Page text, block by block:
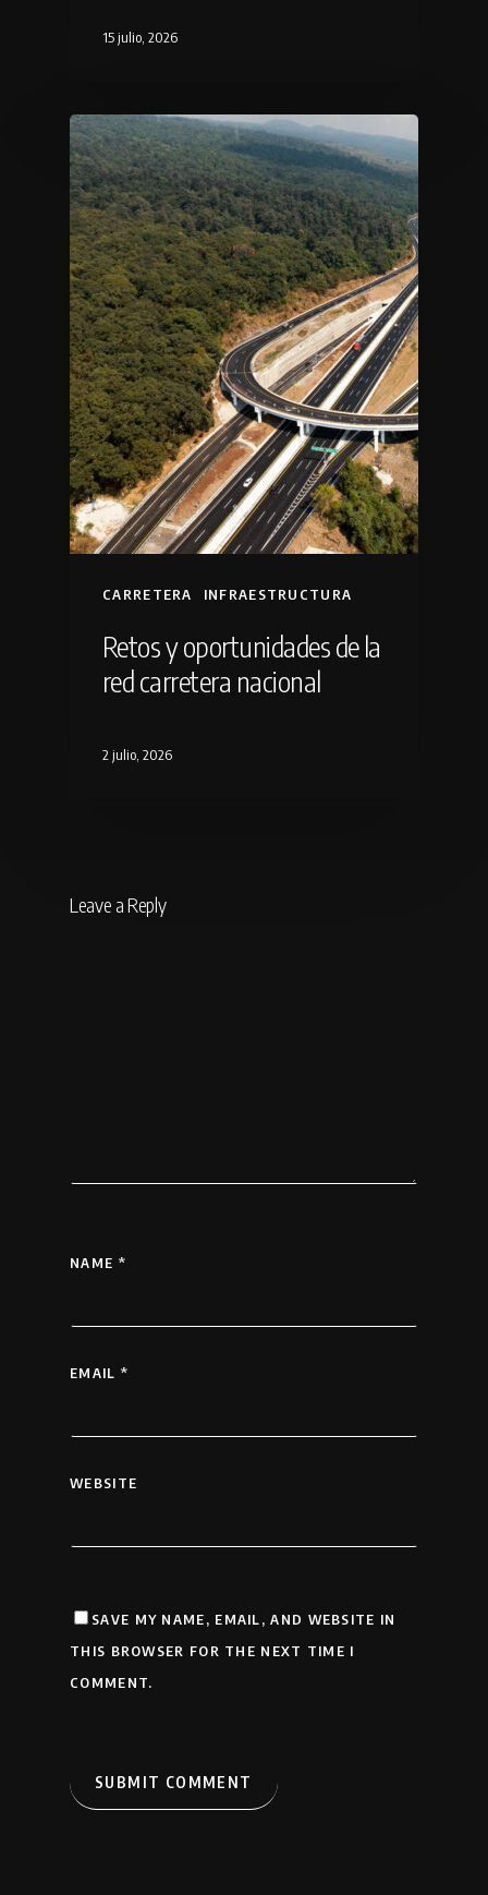
15 julio, 2026
CARRETERA INFRAESTRUCTURA
Retos y oportunidades de la
red carretera nacional
2 julio, 2026
Leave a Reply
NAME *
EMAIL *
WEBSITE
SAVE MY NAME, EMAIL, AND WEBSITE IN
THIS BROWSER FOR THE NEXT TIME I
COMMENT.